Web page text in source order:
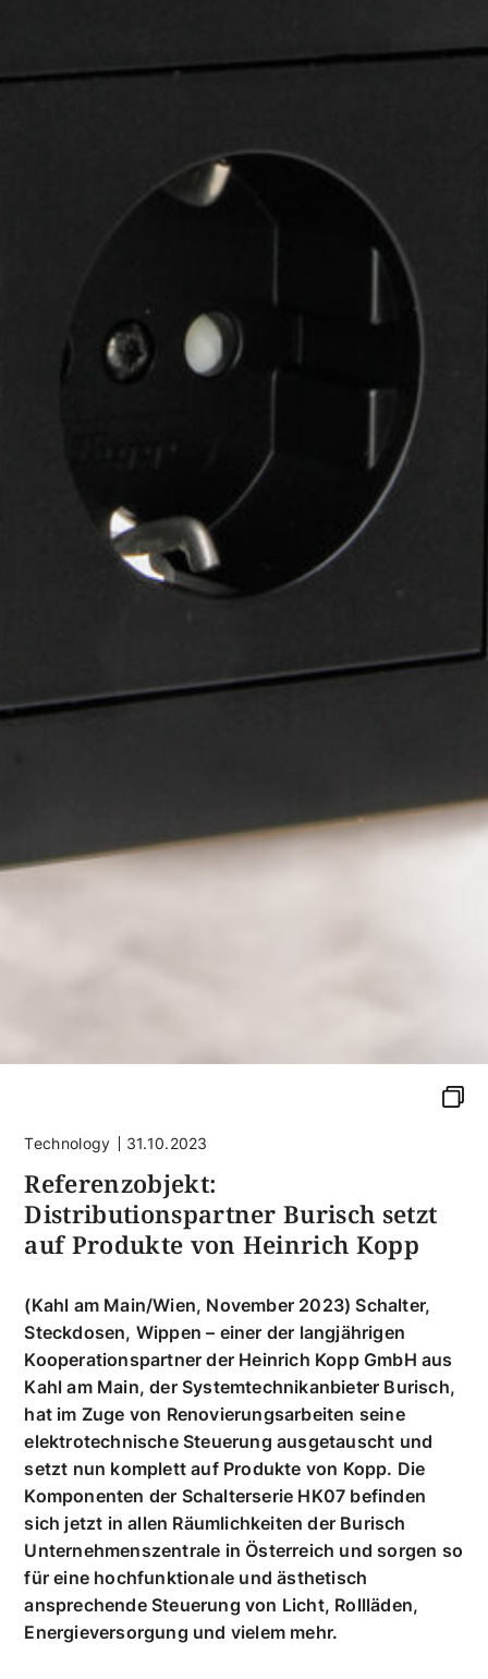
Technology 31.10.2023
Referenzobjekt:
Distributionspartner Burisch setzt
auf Produkte von Heinrich Kopp
(Kahl am Main/Wien, November 2023) Schalter,
Steckdosen, Wippen – einer der langjährigen
Kooperationspartner der Heinrich Kopp GmbH aus
Kahl am Main, der Systemtechnikanbieter Burisch,
hat im Zuge von Renovierungsarbeiten seine
elektrotechnische Steuerung ausgetauscht und
setzt nun komplett auf Produkte von Kopp. Die
Komponenten der Schalterserie HK07 befinden
sich jetzt in allen Räumlichkeiten der Burisch
Unternehmenszentrale in Österreich und sorgen so
für eine hochfunktionale und ästhetisch
ansprechende Steuerung von Licht, Rollläden,
Energieversorgung und vielem mehr.